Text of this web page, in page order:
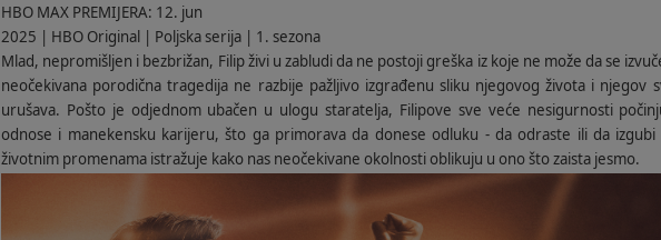
HBO MAX PREMIJERA: 12. jun
2025 | HBO Original | Poljska serija | 1. sezona
Mlad, nepromišljen i bezbrižan, Filip živi u zabludi da ne postoji greška iz koje ne može da se
neočekivana porodična tragedija ne razbije pažljivo izgrađenu sliku njegovog života i njegov
urušava. Pošto je odjednom ubačen u ulogu staratelja, Filipove sve veće nesigurnosti
odnose i manekensku karijeru, što ga primorava da donese odluku - da odraste ili da
životnim promenama istražuje kako nas neočekivane okolnosti oblikuju u ono što zaista jesmo.